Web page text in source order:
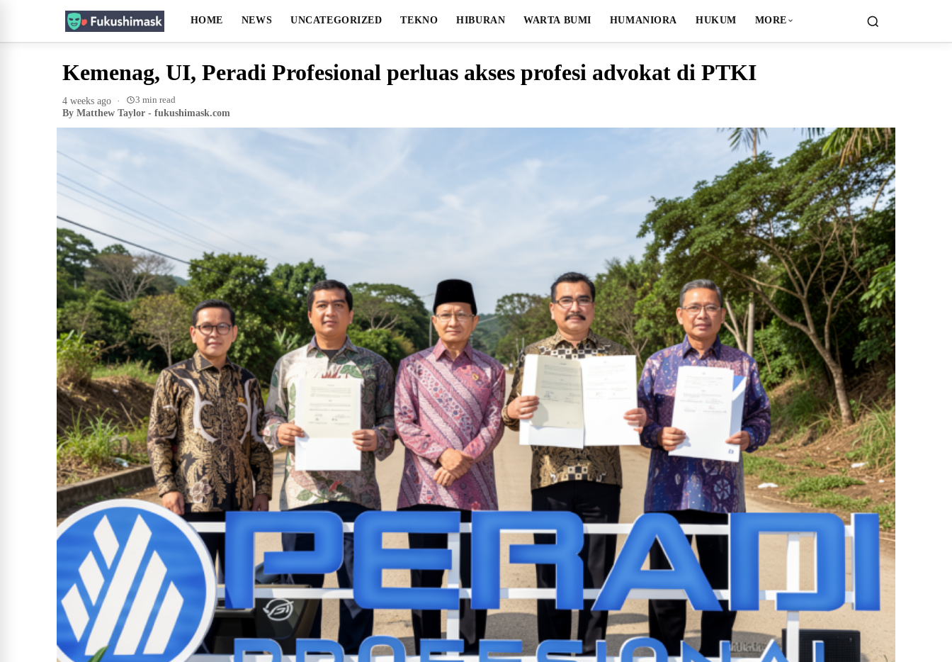
HOME NEWS UNCATEGORIZED TEKNO HIBURAN WARTA BUMI HUMANIORA HUKUM MORE
Kemenag, UI, Peradi Profesional perluas akses profesi advokat di PTKI
4 weeks ago · 3 min read
By Matthew Taylor - fukushimask.com